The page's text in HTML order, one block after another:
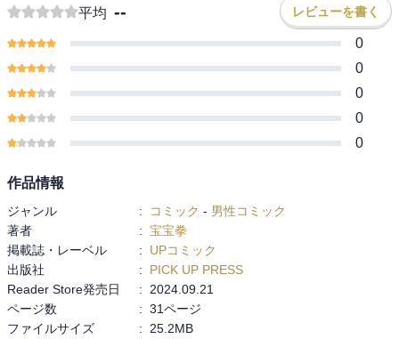
平均 -- レビューを書く
0
0
0
0
0
作品情報
ジャンル : コミック - 男性コミック
著者
: 宝宝拳
掲載誌・レーベル
:
UPコミック
出版社
:
PICK UP PRESS
Reader Store発売日
:
2024.09.21
ページ数
: 31ページ
ファイルサイズ
: 25.2MB